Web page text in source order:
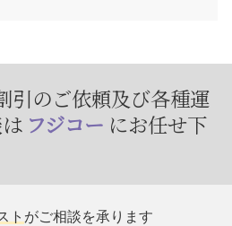
引のご依頼及び各種運
フジコー にお任せ下
ト がご相談を承ります